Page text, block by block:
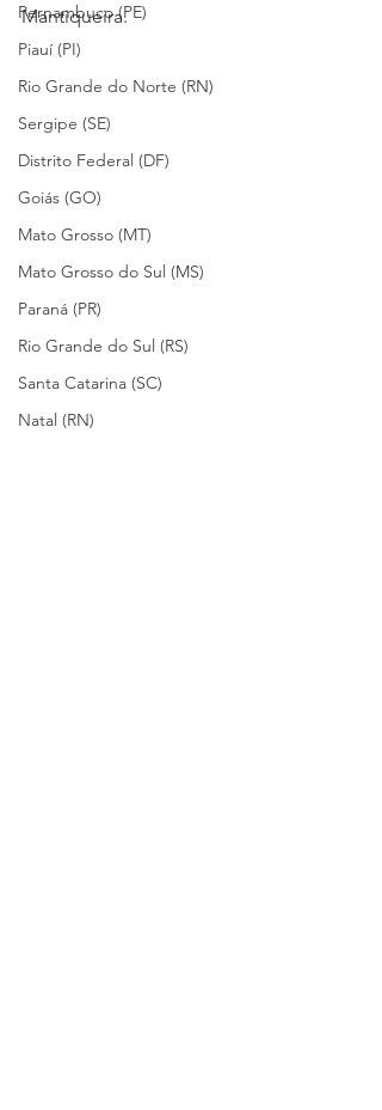
Pernambuco (PE)
Piauí (PI)
Rio Grande do Norte (RN)
Sergipe (SE)
Distrito Federal (DF)
Goiás (GO)
Mato Grosso (MT)
Mato Grosso do Sul (MS)
Paraná (PR)
Rio Grande do Sul (RS)
Santa Catarina (SC)
Natal (RN)
Mantiqueira.